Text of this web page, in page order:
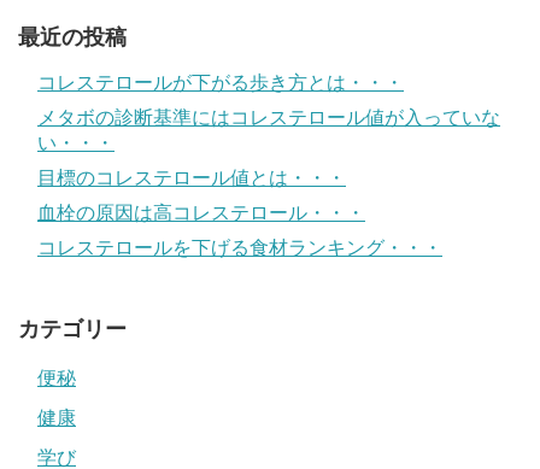
最近の投稿
コレステロールが下がる歩き方とは・・・
メタボの診断基準にはコレステロール値が入っていな
い・・・
目標のコレステロール値とは・・・
血栓の原因は高コレステロール・・・
コレステロールを下げる食材ランキング・・・
カテゴリー
便秘
健康
学び